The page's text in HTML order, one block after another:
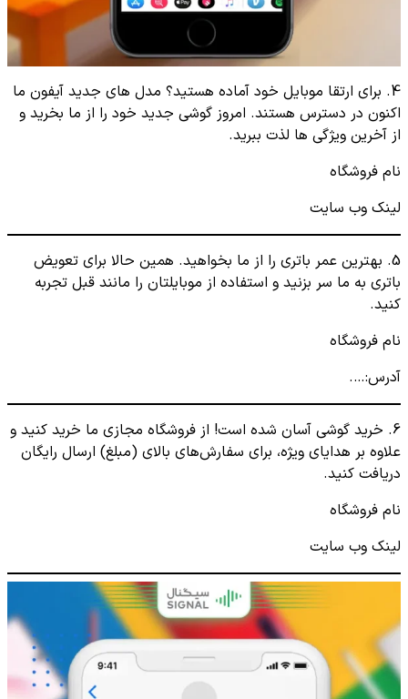
4. برای ارتقا موبایل خود آماده هستید؟ مدل های جدید آیفون ما
اکنون در دسترس هستند. امروز گوشی جدید خود را از ما بخرید و
از آخرین ویژگی ها لذت ببرید.
نام فروشگاه
لینک وب سایت
5. بهترین عمر باتری را از ما بخواهید. همین حالا برای تعویض
باتری به ما سر بزنید و استفاده از موبایلتان را مانند قبل تجربه
کنید.
نام فروشگاه
آدرس:….
6. خرید گوشی آسان شده است! از فروشگاه مجازی ما خرید کنید و
علاوه بر هدایای ویژه، برای سفارش‌های بالای (مبلغ) ارسال رایگان
دریافت کنید.
نام فروشگاه
لینک وب سایت